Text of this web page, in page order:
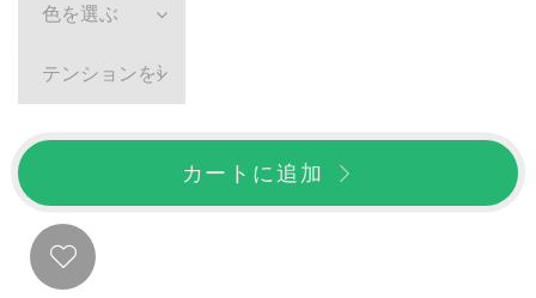
色を選ぶ
テンションを選ぶ
カートに追加